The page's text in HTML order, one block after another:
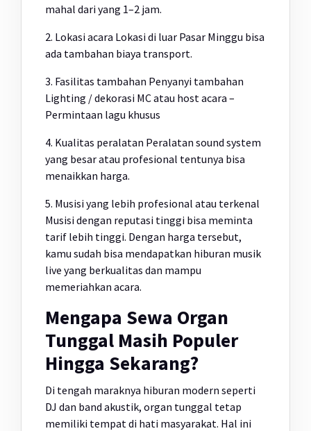
mahal dari yang 1–2 jam.
2. Lokasi acara Lokasi di luar Pasar Minggu bisa
ada tambahan biaya transport.
3. Fasilitas tambahan Penyanyi tambahan
Lighting / dekorasi MC atau host acara –
Permintaan lagu khusus
4. Kualitas peralatan Peralatan sound system
yang besar atau profesional tentunya bisa
menaikkan harga.
5. Musisi yang lebih profesional atau terkenal
Musisi dengan reputasi tinggi bisa meminta
tarif lebih tinggi. Dengan harga tersebut,
kamu sudah bisa mendapatkan hiburan musik
live yang berkualitas dan mampu
memeriahkan acara.
Mengapa Sewa Organ
Tunggal Masih Populer
Hingga Sekarang?
Di tengah maraknya hiburan modern seperti
DJ dan band akustik, organ tunggal tetap
memiliki tempat di hati masyarakat. Hal ini